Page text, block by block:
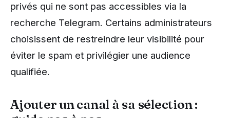
privés qui ne sont pas accessibles via la
recherche Telegram. Certains administrateurs
choisissent de restreindre leur visibilité pour
éviter le spam et privilégier une audience
qualifiée.
Ajouter un canal à sa sélection :